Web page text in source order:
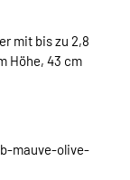
mit bis zu 2,8
Höhe, 43 cm
mauve-olive-